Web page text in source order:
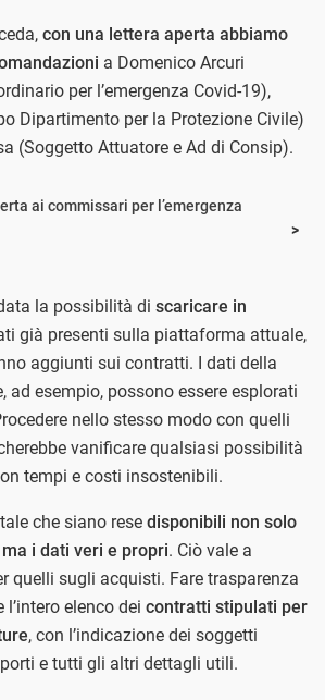
con una lettera aperta abbiamo
a Domenico Arcuri
per l’emergenza Covid-19),
Dipartimento per la Protezione Civile)
(Soggetto Attuatore e Ad di Consip).
ai commissari per l’emergenza
la possibilità di scaricare in
già presenti sulla piattaforma attuale,
aggiunti sui contratti. I dati della
ad esempio, possono essere esplorati
nello stesso modo con quelli
vanificare qualsiasi possibilità
tempi e costi insostenibili.
che siano rese disponibili non solo
i dati veri e propri. Ciò vale a
quelli sugli acquisti. Fare trasparenza
elenco dei contratti stipulati per
, con l’indicazione dei soggetti
e tutti gli altri dettagli utili.